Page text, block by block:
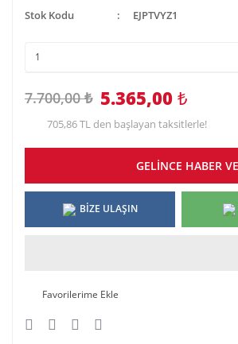
Stok Kodu EJPTVYZ1
7.700,00 ₺ 5.365,00 ₺
705,86 TL den başlayan taksitlerle!
GELİNCE HABER
BİZE ULAŞIN